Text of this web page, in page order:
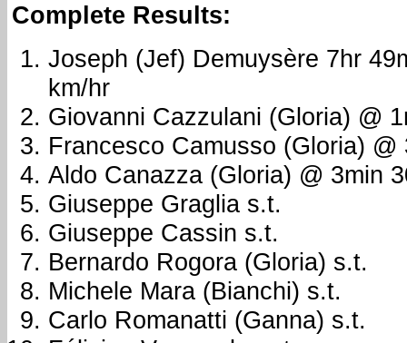
Complete Results:
Joseph (Jef) Demuysère 7hr
km/hr
Giovanni Cazzulani (Gloria) @
Francesco Camusso (Gloria) @
Aldo Canazza (Gloria) @ 3min
Giuseppe Graglia s.t.
Giuseppe Cassin s.t.
Bernardo Rogora (Gloria) s.t.
Michele Mara (Bianchi) s.t.
Carlo Romanatti (Ganna) s.t.